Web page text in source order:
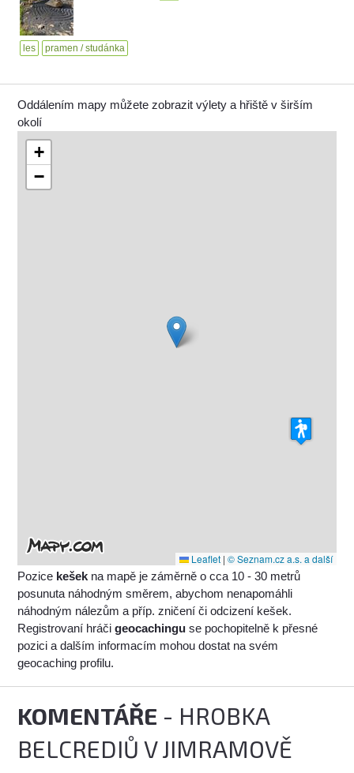
les pramen / studánka
Oddálením mapy můžete zobrazit výlety a hřiště v širším
okolí
+
−
Leaflet | © Seznam.cz a.s. a další
Pozice kešek na mapě je záměrně o cca 10 - 30 metrů
posunuta náhodným směrem, abychom nenapomáhli
náhodným nálezům a příp. zničení či odcizení kešek.
Registrovaní hráčigeocachingu se pochopitelně k přesné
pozici a dalším informacím mohou dostat na svém
geocaching profilu.
KOMENTÁŘE - HROBKA
BELCREDIŮ V JIMRAMOVĚ